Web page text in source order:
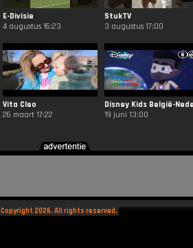
E-Divisie
4 augustus 16:23
StukTV
3 augustus 17:00
Vita Cleo
26 maart 17:22
19 juni 13:00
Copyright 2026. All rights reserved.